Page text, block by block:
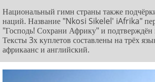
Национальный гимн страны также
наций. Название "Nkosi Sikelel' iAfrika"
"Господь! Сохрани Африку" и подтверждён
Тексты 3х куплетов составлены на трёх
африкаанс и английский.